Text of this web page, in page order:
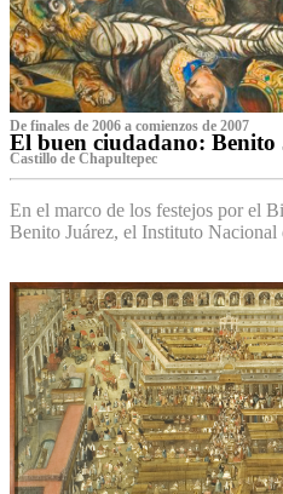
De finales de 2006 a comienzos de 2007
El buen ciudadano: Benito
Castillo de Chapultepec
En el marco de los festejos por el
Benito Juárez, el Instituto